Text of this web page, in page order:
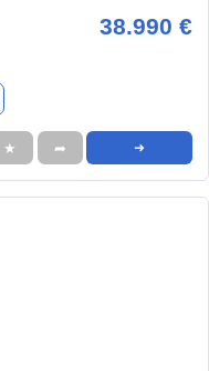
38.990 €
★ ➦ ➜